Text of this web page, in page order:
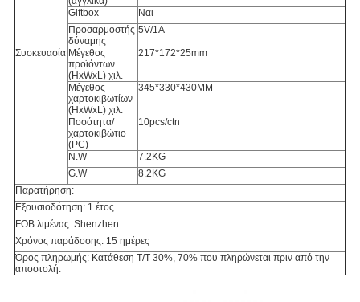
Giftbox
Ναι
Προσαρμοστής
δύναμης
5V/1A
Συσκευασία Μέγεθος
προϊόντων
(HxWxL) χιλ.
217*172*25mm
Μέγεθος
χαρτοκιβωτίων
(HxWxL) χιλ.
345*330*430MM
Ποσότητα/
χαρτοκιβώτιο
(PC)
10pcs/ctn
N.W
7.2KG
G.W
8.2KG
Παρατήρηση:
Εξουσιοδότηση: 1 έτος
FOB λιμένας: Shenzhen
Χρόνος παράδοσης: 15 ημέρες
Όρος πληρωμής: Κατάθεση T/T 30%, 70% που πληρώνεται πριν από την
αποστολή.